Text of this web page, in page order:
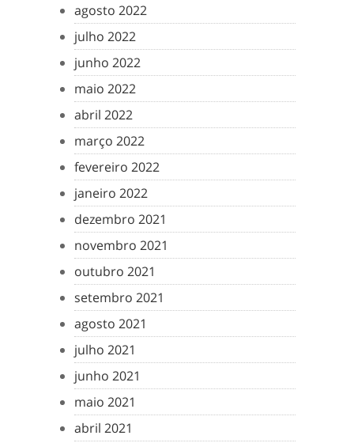
agosto 2022
julho 2022
junho 2022
maio 2022
abril 2022
março 2022
fevereiro 2022
janeiro 2022
dezembro 2021
novembro 2021
outubro 2021
setembro 2021
agosto 2021
julho 2021
junho 2021
maio 2021
abril 2021